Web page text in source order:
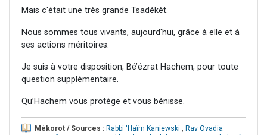
Mais c'était une très grande Tsadékèt.
Nous sommes tous vivants, aujourd'hui, grâce à elle et à
ses actions méritoires.
Je suis à votre disposition, Bé’ézrat Hachem, pour toute
question supplémentaire.
Qu’Hachem vous protège et vous bénisse.
Mékorot / Sources : Rabbi 'Haïm Kaniewski , Rav Ovadia